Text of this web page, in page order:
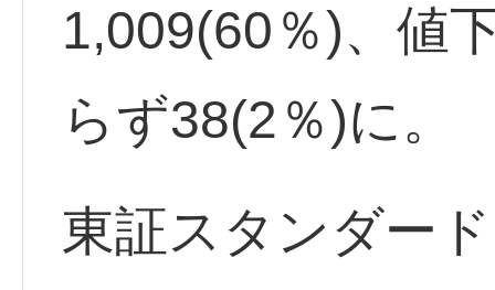
1,009(60％)、値
らず38(2％)に。
東証スタンダー